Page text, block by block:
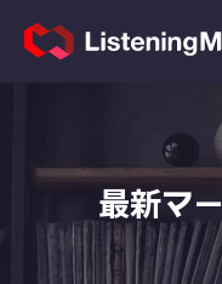
最新マ